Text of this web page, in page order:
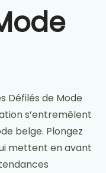
Défilés de Mode
s’entremêlent
belge. Plongez
mettent en avant